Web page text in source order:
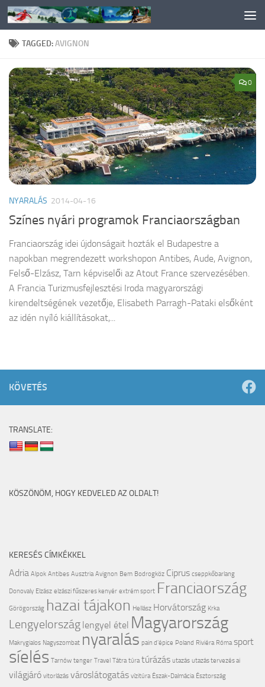
Skip to content
TAGGED:AVIGNON
0
NYARALÁS 2014-04-16
Színes nyári programok Franciaországban
Franciaország idei újdonságait hozták el Budapestre a
napokban megrendezett workshopon Antibes, Aude, Avignon,
Felső-Elzász, Tarn képviselői az Atout France szervezésében.
A Francia Turizmusfejlesztési Iroda magyarországi
kirendeltségének vezetője, Elisabeth Parragh-Pataki elsőként
az idén nyíló kiállításokat,...
KÖVETÉS
TRANSLATE:
KÖSZÖNÖM, HOGY KEDVELED AZ OLDALT!
KERESÉS CÍMKÉKKEL
Adria Alpok Antibes Ausztria Avignon Bem Bodrogköz Ciprus cseppkőbarlang
Donovaly Elzász elzászi fűszeres kenyér extrém sport Franciaország
Görögország hazai tájakon Hellász Horvátország Krka
Lengyelország lengyel étel Magyarország
Makrygialos Nagyszombat nyaralás pain d'épice Poland Riviéra Róma sport
síelés Tarnów tenger Travel Tátra túra túrázás utazás utazás tervezés ai
világjáró vitorlázás városlátogatás vízitúra Észak-Dalmácia Észtország